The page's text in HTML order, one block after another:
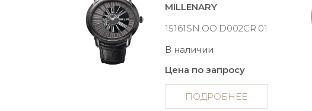
MILLENARY
15161SN.OO.D002CR.01
В наличии
Цена по запросу
ПОДРОБНЕЕ